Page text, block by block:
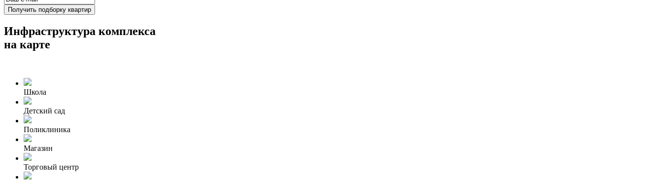
Получить подборку квартир
Инфраструктура комплекса
на карте
Школа
Детский сад
Поликлиника
Магазин
Торговый центр